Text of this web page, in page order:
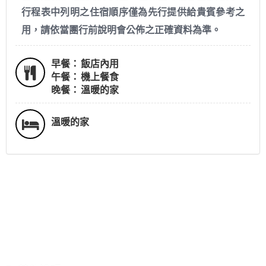
行程表中列明之住宿順序僅為先行提供給貴賓參考之
用，請依當團行前說明會公佈之正確資料為準。
早餐： 飯店內用
午餐： 機上餐食
晚餐： 溫暖的家
溫暖的家